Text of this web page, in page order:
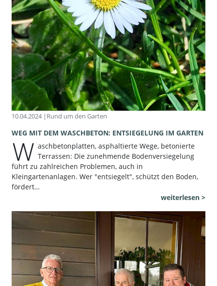
10.04.2024 | Rund um den Garten
WEG MIT DEM WASCHBETON: ENTSIEGELUNG IM GARTEN
W aschbetonplatten, asphaltierte Wege, betonierte
Terrassen: Die zunehmende Bodenversiegelung
führt zu zahlreichen Problemen, auch in
Kleingartenanlagen. Wer "entsiegelt", schützt den Boden,
fördert…
weiterlesen >